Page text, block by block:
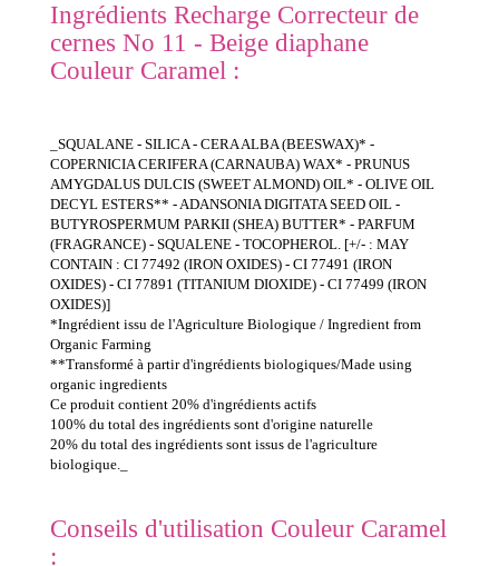
Ingrédients Recharge Correcteur de
cernes No 11 - Beige diaphane
Couleur Caramel :
_SQUALANE - SILICA - CERA ALBA (BEESWAX)* -
COPERNICIA CERIFERA (CARNAUBA) WAX* - PRUNUS
AMYGDALUS DULCIS (SWEET ALMOND) OIL* - OLIVE OIL
DECYL ESTERS** - ADANSONIA DIGITATA SEED OIL -
BUTYROSPERMUM PARKII (SHEA) BUTTER* - PARFUM
(FRAGRANCE) - SQUALENE - TOCOPHEROL. [+/- : MAY
CONTAIN : CI 77492 (IRON OXIDES) - CI 77491 (IRON
OXIDES) - CI 77891 (TITANIUM DIOXIDE) - CI 77499 (IRON
OXIDES)]
*Ingrédient issu de l'Agriculture Biologique / Ingredient from
Organic Farming
**Transformé à partir d'ingrédients biologiques/Made using
organic ingredients
Ce produit contient 20% d'ingrédients actifs
100% du total des ingrédients sont d'origine naturelle
20% du total des ingrédients sont issus de l'agriculture
biologique._
Conseils d'utilisation Couleur Caramel
: